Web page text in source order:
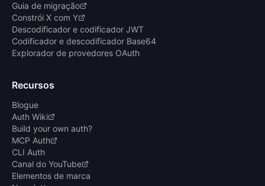
Guia de migração
Constrói X com Y
Descodificador e codificador JWT
Codificador e descodificador Base64
Explorador de provedores OAuth
Recursos
Blogue
Auth Wiki
Build your own auth?
MCP Auth
CLI Auth
Canal do YouTube
Elementos de marca